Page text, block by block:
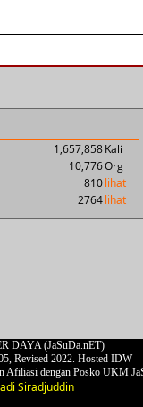
1,657,858Kali
10,776Org
810lihat
2764lihat
DAYA (JaSuDa.nET)
Revised 2022. Hosted IDW
Afiliasi dengan Posko UKM
Siradjuddin